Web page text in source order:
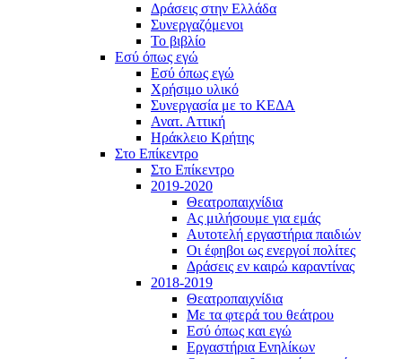
Δράσεις στην Ελλάδα
Συνεργαζόμενοι
To βιβλίο
Εσύ όπως εγώ
Εσύ όπως εγώ
Χρήσιμο υλικό
Συνεργασία με το ΚΕΔΑ
Ανατ. Αττική
Ηράκλειο Κρήτης
Στο Επίκεντρο
Στο Επίκεντρο
2019-2020
Θεατροπαιχνίδια
Ας μιλήσουμε για εμάς
Αυτοτελή εργαστήρια παιδιών
Οι έφηβοι ως ενεργοί πολίτες
Δράσεις εν καιρώ καραντίνας
2018-2019
Θεατροπαιχνίδια
Με τα φτερά του θεάτρου
Εσύ όπως και εγώ
Εργαστήρια Ενηλίκων